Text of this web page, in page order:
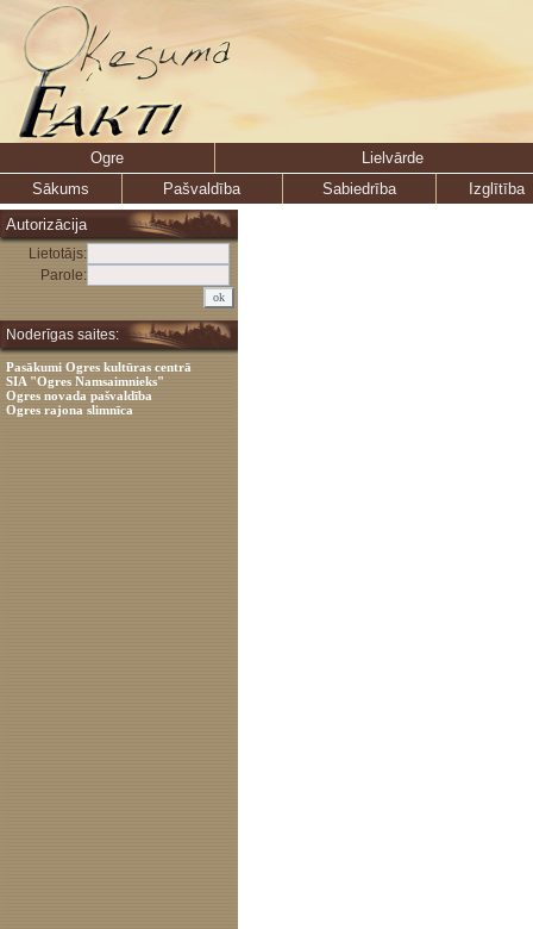
Ogre
Lielvārde
Sākums
Pašvaldība Sabiedrība
Izglītība
Autorizācija
Lietotājs:
Parole:
Noderīgas saites:
Pasākumi Ogres kultūras centrā
SIA "Ogres Namsaimnieks"
Ogres novada pašvaldība
Ogres rajona slimnīca